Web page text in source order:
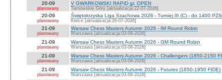
20-09
planowany
V GWARKOWSKI RAPID gr. OPEN
Tarnowskie Góry [aktualizacja:22-07-2026]
20-09
planowany
Świętokrzyska Liga Szachowa 2026 - Turniej III (C) - do 1400
Kielce [aktualizacja:26-07-2026]
21-09
planowany
Warsaw Chess Masters Autumn 2026 - IM Round Robin
Warszawa [aktualizacja:03-08-2026]
21-09
planowany
Warsaw Chess Masters Autumn 2026 - GM Round Robin
Warszawa [aktualizacja:03-08-2026]
21-09
planowany
Warsaw Chess Masters Autumn 2026 - Challengers (1850-2150
Warszawa [aktualizacja:03-08-2026]
21-09
planowany
Warsaw Chess Masters Autumn 2026 - Futures (1650-1950 FIDE)
Warszawa [aktualizacja:03-08-2026]